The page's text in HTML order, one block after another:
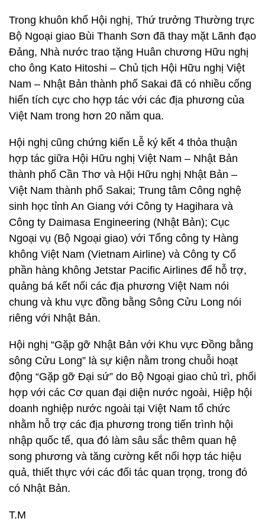
Trong khuôn khổ Hội nghị, Thứ trưởng Thường trực
Bộ Ngoại giao Bùi Thanh Sơn đã thay mặt Lãnh đạo
Đảng, Nhà nước trao tặng Huân chương Hữu nghị
cho ông Kato Hitoshi – Chủ tịch Hội Hữu nghị Việt
Nam – Nhật Bản thành phố Sakai đã có nhiều cống
hiến tích cực cho hợp tác với các địa phương của
Việt Nam trong hơn 20 năm qua.
Hội nghị cũng chứng kiến Lễ ký kết 4 thỏa thuận
hợp tác giữa Hội Hữu nghị Việt Nam – Nhật Bản
thành phố Cần Thơ và Hội Hữu nghị Nhật Bản –
Việt Nam thành phố Sakai; Trung tâm Công nghệ
sinh học tỉnh An Giang với Công ty Hagihara và
Công ty Daimasa Engineering (Nhật Bản); Cục
Ngoại vụ (Bộ Ngoại giao) với Tổng công ty Hàng
không Việt Nam (Vietnam Airline) và Công ty Cổ
phần hàng không Jetstar Pacific Airlines để hỗ trợ,
quảng bá kết nối các địa phương Việt Nam nói
chung và khu vực đồng bằng Sông Cửu Long nói
riêng với Nhật Bản.
Hội nghị “Gặp gỡ Nhật Bản với Khu vực Đồng bằng
sông Cửu Long” là sự kiện nằm trong chuỗi hoạt
động “Gặp gỡ Đại sứ” do Bộ Ngoại giao chủ trì, phối
hợp với các Cơ quan đại diện nước ngoài, Hiệp hội
doanh nghiệp nước ngoài tại Việt Nam tổ chức
nhằm hỗ trợ các địa phương trong tiến trình hội
nhập quốc tế, qua đó làm sâu sắc thêm quan hệ
song phương và tăng cường kết nối hợp tác hiệu
quả, thiết thực với các đối tác quan trọng, trong đó
có Nhật Bản.
T.M